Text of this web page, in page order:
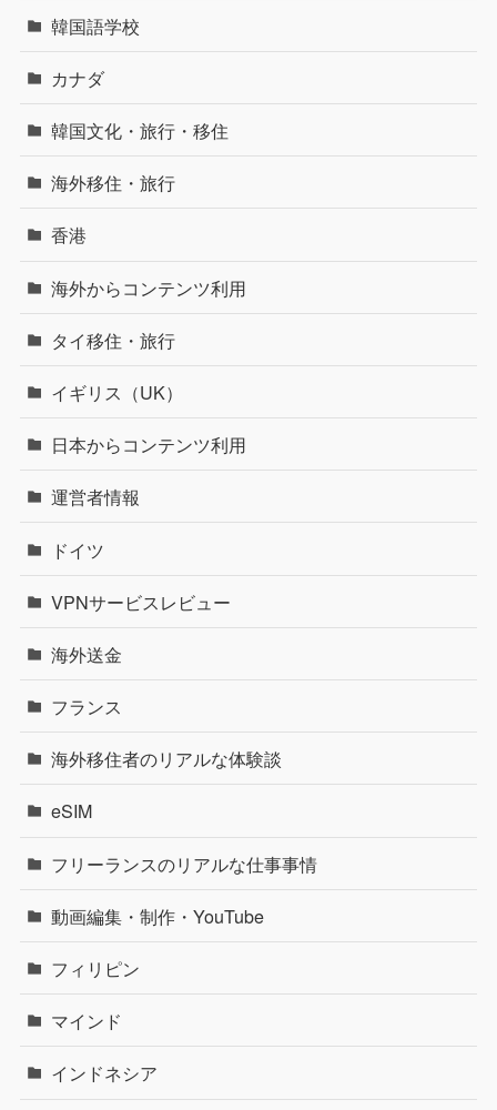
韓国語学校
カナダ
韓国文化・旅行・移住
海外移住・旅行
香港
海外からコンテンツ利用
タイ移住・旅行
イギリス（UK）
日本からコンテンツ利用
運営者情報
ドイツ
VPNサービスレビュー
海外送金
フランス
海外移住者のリアルな体験談
eSIM
フリーランスのリアルな仕事事情
動画編集・制作・YouTube
フィリピン
マインド
インドネシア